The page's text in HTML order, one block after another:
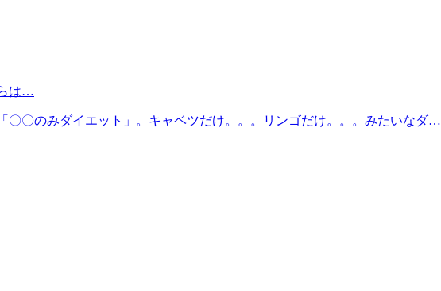
は…
〇〇のみダイエット」。キャベツだけ。。。リンゴだけ。。。みたいなダ…